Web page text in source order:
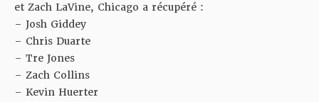
et Zach LaVine, Chicago a récupéré :
– Josh Giddey
– Chris Duarte
– Tre Jones
– Zach Collins
– Kevin Huerter